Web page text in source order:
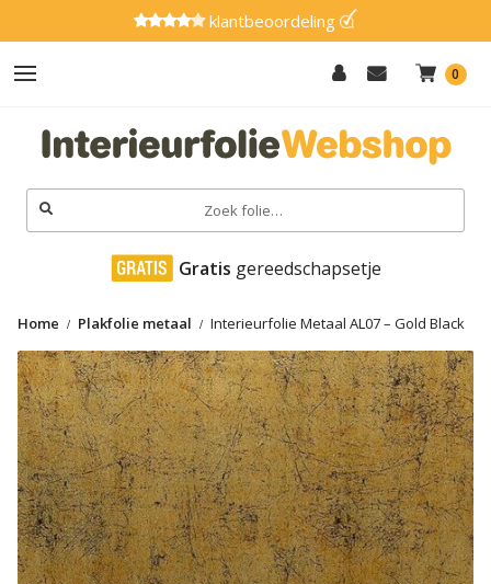
klantbeoordeling
0
Zoeken
naar:
Hout
Effen
Marmer
Glitter
Natuursteen
Textiel
Gereedschap
SALE
Advies
Gratis gereedschapsetje
Home Plakfolie metaal Interieurfolie Metaal AL07 – Gold Black